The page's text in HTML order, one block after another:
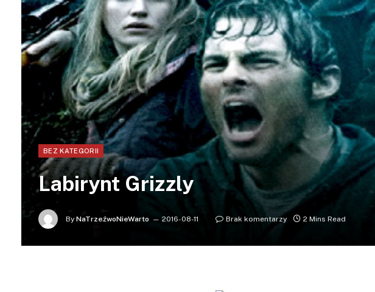
BEZ KATEGORII
Labirynt Grizzly
By NaTrzeźwoNieWarto 2016-08-11 Brak komentarzy 2 Mins Read